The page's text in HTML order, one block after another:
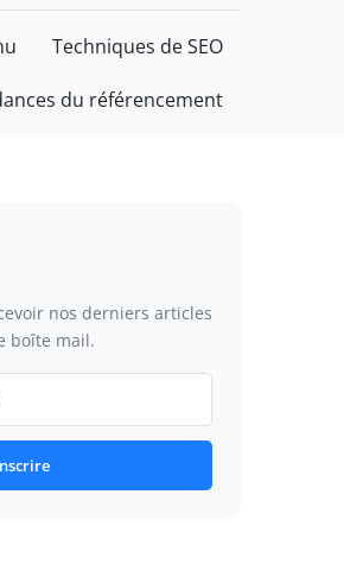
Techniques de SEO
du référencement
nos derniers articles
boîte mail.